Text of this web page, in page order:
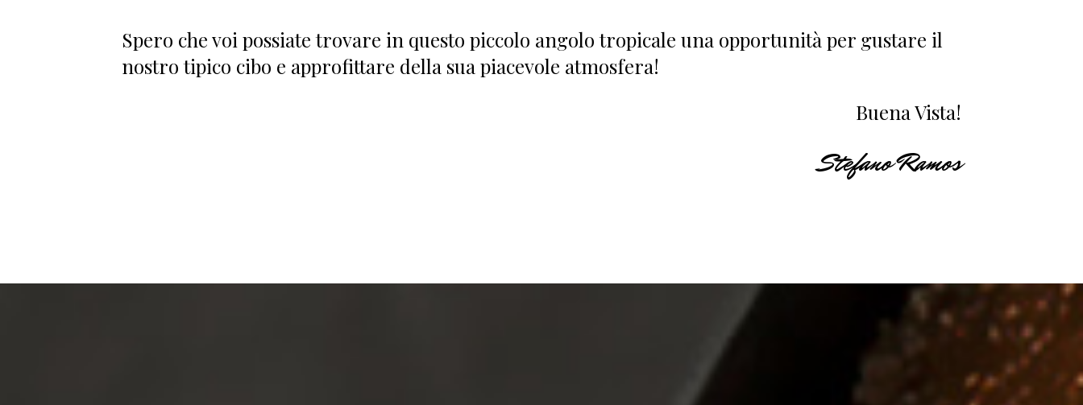
Spero che voi possiate trovare in questo piccolo angolo tropicale una opportunità per gustare il
nostro tipico cibo e approfittare della sua piacevole atmosfera!
Buena Vista!
Stefano Ramos